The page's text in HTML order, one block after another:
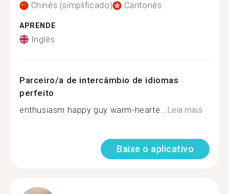
Chinês (simplificado) Cantonês
APRENDE
Inglês
Parceiro/a de intercâmbio de idiomas
perfeito
enthusiasm happy guy warm-hearte... Leia mais
Baixe o aplicativo